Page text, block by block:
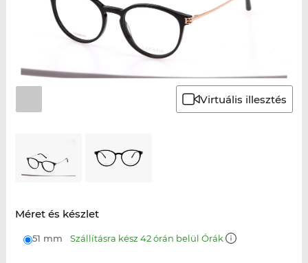
Virtuális illesztés
Méret és készlet
51 mm Szállításra kész 42 órán belül Órák